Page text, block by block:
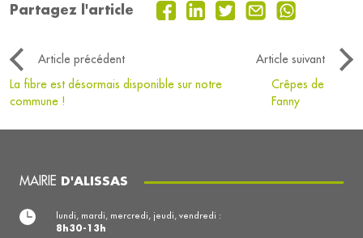
Partagez l'article
Article précédent
Article suivant
La fibre est désormais disponible sur notre
commune !
Crêpes de
Fanny
MAIRIE D'ALISSAS
lundi, mardi, mercredi, jeudi, vendredi :
8h30-13h